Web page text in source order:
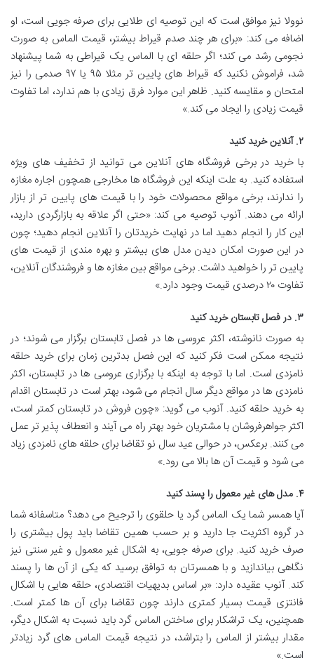
نوولا نیز موافق است که این توصیه ای طلایی برای صرفه جویی است، او
اضافه می کند: «برای هر چند صدم قیراط بیشتر، قیمت الماس به صورت
نجومی رشد می کند؛ اگر حلقه ای با الماس یک قیراطی به شما پیشنهاد
شد، فراموش نکنید که قیراط های پایین تر مثلا ۹۵ یا ۹۷ صدمی را نیز
امتحان و مقایسه کنید. ظاهر این موارد فرق زیادی با هم ندارد، اما تفاوت
قیمت زیادی را ایجاد می کند.»
۲. آنلاین خرید کنید
با خرید در برخی فروشگاه های آنلاین می توانید از تخفیف های ویژه
استفاده کنید. به علت اینکه این فروشگاه ها مخارجی همچون اجاره مغازه
را ندارند، برخی مواقع محصولات خود را با قیمت های پایین تر از بازار
ارائه می دهند. آنوب توصیه می کند: «حتی اگر علاقه به بازارگردی دارید،
این کار را انجام دهید اما در نهایت خریدتان را آنلاین انجام دهید؛ چون
در این صورت امکان دیدن مدل های بیشتر و بهره مندی از قیمت های
پایین تر را خواهید داشت. برخی مواقع بین مغازه ها و فروشندگان آنلاین،
تفاوت ۲۰ درصدی قیمت وجود دارد.»
۳. در فصل تابستان خرید کنید
به صورت نانوشته، اکثر عروسی ها در فصل تابستان برگزار می شوند؛ در
نتیجه ممکن است فکر کنید که این فصل بدترین زمان برای خرید حلقه
نامزدی است. اما با توجه به اینکه با برگزاری عروسی ها در تابستان، اکثر
نامزدی ها در مواقع دیگر سال انجام می شود، بهتر است در تابستان اقدام
به خرید حلقه کنید. آنوب می گوید: «چون فروش در تابستان کمتر است،
اکثر جواهرفروشان با مشتریان خود بهتر راه می آیند و انعطاف پذیر تر عمل
می کنند. برعکس، در حوالی عید سال نو تقاضا برای حلقه های نامزدی زیاد
می شود و قیمت آن ها بالا می رود.»
۴. مدل های غیر معمول را پسند کنید
آیا همسر شما یک الماس گرد یا حلقوی را ترجیح می دهد؟ متاسفانه شما
در گروه اکثریت جا دارید و بر حسب همین تقاضا باید پول بیشتری را
صرف خرید کنید. برای صرفه جویی، به اشکال غیر معمول و غیر سنتی نیز
نگاهی بیاندازید و با همسرتان به توافق برسید که یکی از آن ها را پسند
کند. آنوب عقیده دارد: «بر اساس بدیهیات اقتصادی، حلقه هایی با اشکال
فانتزی قیمت بسیار کمتری دارند چون تقاضا برای آن ها کمتر است.
همچنین، یک تراشکار برای ساختن الماس گرد باید نسبت به اشکال دیگر،
مقدار بیشتر از الماس را بتراشد، در نتیجه قیمت الماس های گرد زیادتر
است.»